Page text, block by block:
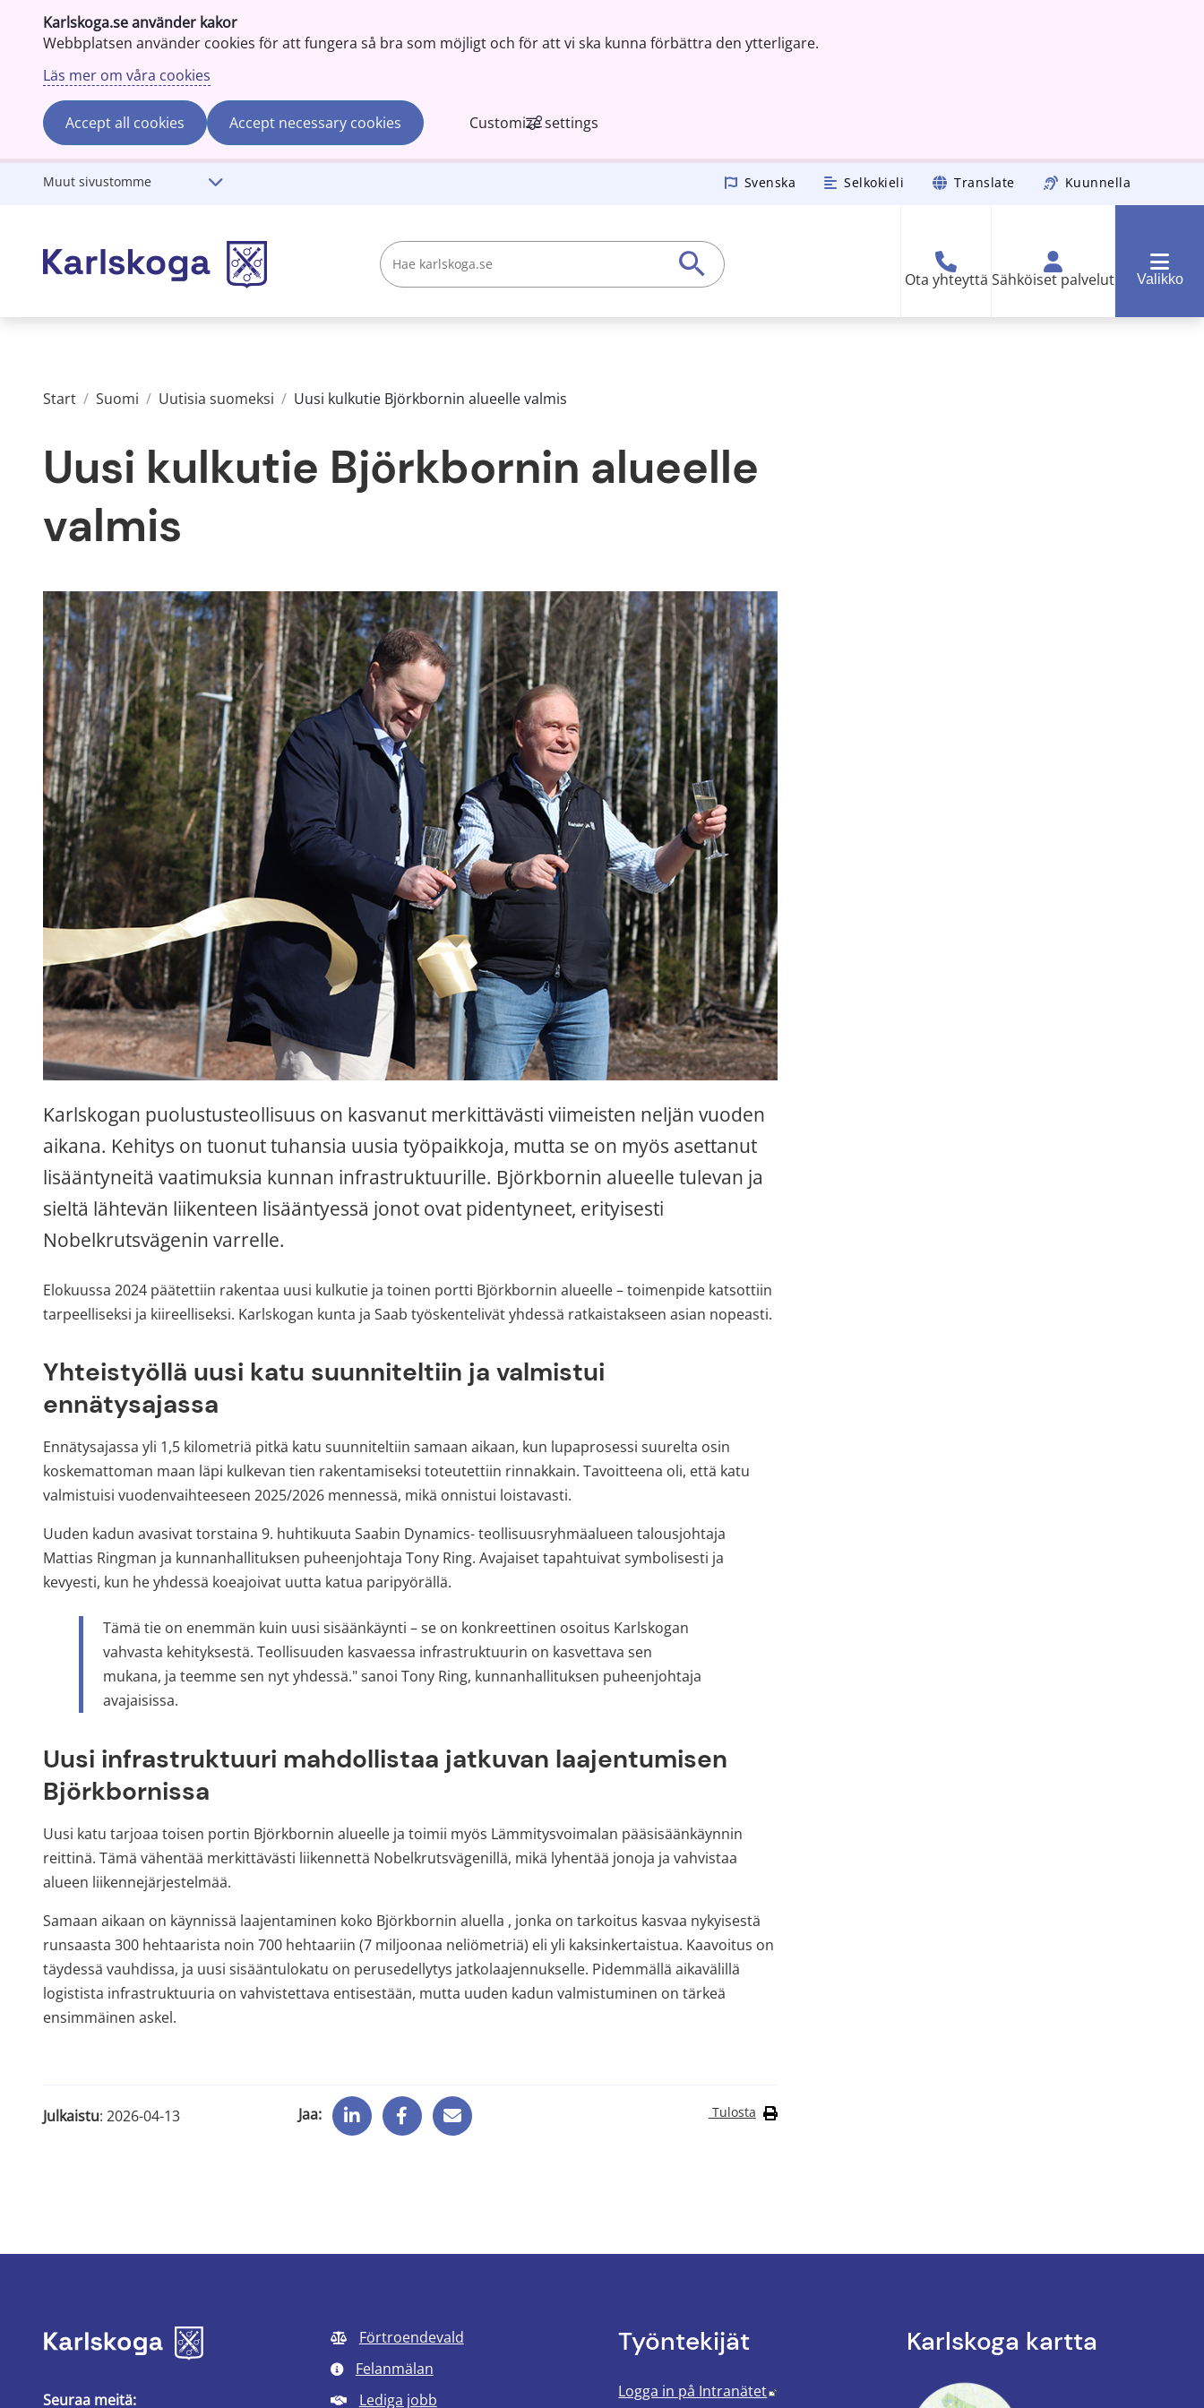
Karlskoga.se använder kakor
Webbplatsen använder cookies för att fungera så bra som möjligt och för att vi ska kunna förbättra den ytterligare.
Läs mer om våra cookies
Accept all cookies Accept necessary cookies Customize settings
Gå till innehåll
Muut sivustomme Svenska Selkokieli Translate Kuunnella
Ota yhteyttä Sähköiset palvelut Valikko
Start / Suomi / Uutisia suomeksi / Uusi kulkutie Björkbornin alueelle valmis
Uusi kulkutie Björkbornin alueelle
valmis
Karlskogan puolustusteollisuus on kasvanut merkittävästi viimeisten neljän vuoden
aikana. Kehitys on tuonut tuhansia uusia työpaikkoja, mutta se on myös asettanut
lisääntyneitä vaatimuksia kunnan infrastruktuurille. Björkbornin alueelle tulevan ja
sieltä lähtevän liikenteen lisääntyessä jonot ovat pidentyneet, erityisesti
Nobelkrutsvägenin varrelle.
Elokuussa 2024 päätettiin rakentaa uusi kulkutie ja toinen portti Björkbornin alueelle – toimenpide katsottiin
tarpeelliseksi ja kiireelliseksi. Karlskogan kunta ja Saab työskentelivät yhdessä ratkaistakseen asian nopeasti.
Yhteistyöllä uusi katu suunniteltiin ja valmistui
ennätysajassa
Ennätysajassa yli 1,5 kilometriä pitkä katu suunniteltiin samaan aikaan, kun lupaprosessi suurelta osin
koskemattoman maan läpi kulkevan tien rakentamiseksi toteutettiin rinnakkain. Tavoitteena oli, että katu
valmistuisi vuodenvaihteeseen 2025/2026 mennessä, mikä onnistui loistavasti.
Uuden kadun avasivat torstaina 9. huhtikuuta Saabin Dynamics- teollisuusryhmäalueen talousjohtaja
Mattias Ringman ja kunnanhallituksen puheenjohtaja Tony Ring. Avajaiset tapahtuivat symbolisesti ja
kevyesti, kun he yhdessä koeajoivat uutta katua paripyörällä.
Tämä tie on enemmän kuin uusi sisäänkäynti – se on konkreettinen osoitus Karlskogan
vahvasta kehityksestä. Teollisuuden kasvaessa infrastruktuurin on kasvettava sen
mukana, ja teemme sen nyt yhdessä." sanoi Tony Ring, kunnanhallituksen puheenjohtaja
avajaisissa.
Uusi infrastruktuuri mahdollistaa jatkuvan laajentumisen
Björkbornissa
Uusi katu tarjoaa toisen portin Björkbornin alueelle ja toimii myös Lämmitysvoimalan pääsisäänkäynnin
reittinä. Tämä vähentää merkittävästi liikennettä Nobelkrutsvägenillä, mikä lyhentää jonoja ja vahvistaa
alueen liikennejärjestelmää.
Samaan aikaan on käynnissä laajentaminen koko Björkbornin aluella , jonka on tarkoitus kasvaa nykyisestä
runsaasta 300 hehtaarista noin 700 hehtaariin (7 miljoonaa neliömetriä) eli yli kaksinkertaistua. Kaavoitus on
täydessä vauhdissa, ja uusi sisääntulokatu on perusedellytys jatkolaajennukselle. Pidemmällä aikavälillä
logistista infrastruktuuria on vahvistettava entisestään, mutta uuden kadun valmistuminen on tärkeä
ensimmäinen askel.
Julkaistu: 2026-04-13 Jaa: Tulosta
Seuraa meitä:
Förtroendevald
Felanmälan
Lediga jobb
Työntekijät
Logga in på Intranätet Länk till annan webbplats.
Karlskoga kartta